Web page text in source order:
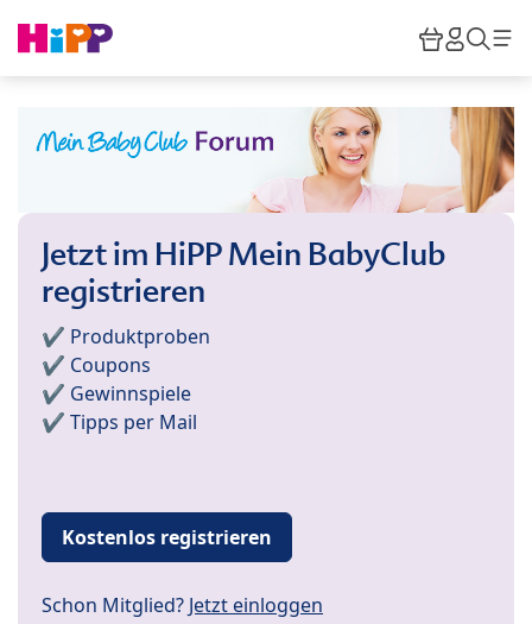
HiPP
Jetzt im HiPP Mein BabyClub
registrieren
✔️ Produktproben
✔️ Coupons
✔️ Gewinnspiele
✔️ Tipps per Mail
Kostenlos registrieren
Schon Mitglied? Jetzt einloggen